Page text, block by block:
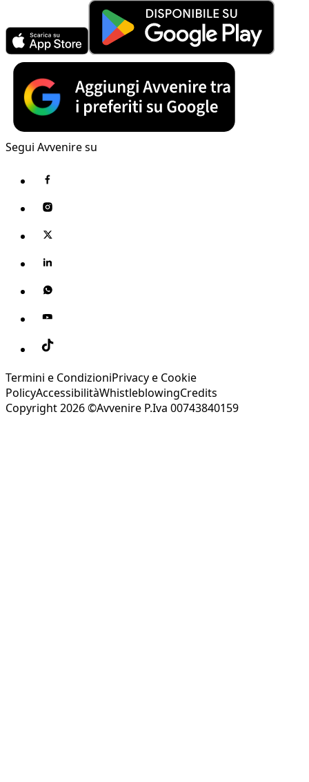
Segui Avvenire su
Termini e CondizioniPrivacy e Cookie
PolicyAccessibilitàWhistleblowingCredits
Copyright 2026 ©Avvenire P.Iva 00743840159